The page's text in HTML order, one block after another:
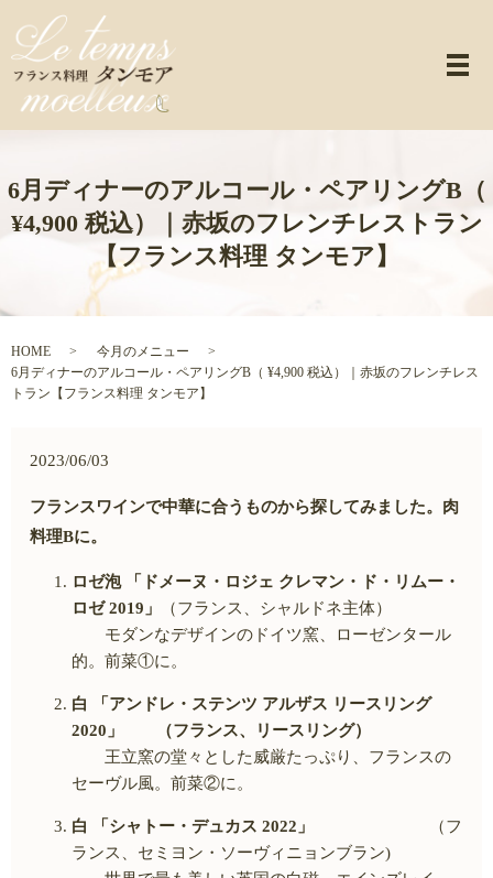
メ
6月ディナーのアルコール・ペアリングB（
¥4,900 税込）｜赤坂のフレンチレストラン
【フランス料理 タンモア】
HOME
今月のメニュー
6月ディナーのアルコール・ペアリングB（ ¥4,900 税込）｜赤坂のフレンチレス
トラン【フランス料理 タンモア】
2023/06/03
フランスワインで中華に合うものから探してみました。肉
料理Bに。
ロゼ泡 「ドメーヌ・ロジェ クレマン・ド・リムー・
ロゼ2019 」
（フランス、シャルドネ主体）
モダンなデザインのドイツ窯、ローゼンタール
的。前菜①に。
白 「アンドレ・ステンツ アルザス リースリング
2020 」 （フランス、リースリング）
王立窯の堂々とした威厳たっぷり、フランスの
セーヴル風。前菜②に。
白 「シャトー・デュカス 2022 」
（フ
ランス、セミヨン・ソーヴィニョンブラン)